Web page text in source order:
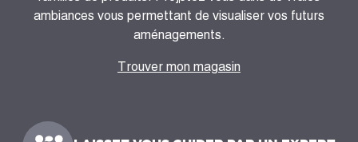
ambiances vous permettant de visualiser vos futurs
aménagements.
Trouver mon magasin